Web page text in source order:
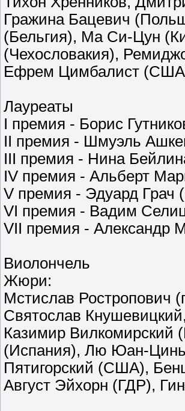
Гражина Бацевич
(Бельгия), Ма Си-Цун
(Чехословакия),
Ефрем Цимбалист
Лауреаты
I премия - Борис
II премия - Шмуэль
III премия - Нина
IV премия - Альберт
V премия - Эдуард
VI премия - Вадим
VII премия - Александр
Виолончель
Жюри:
Мстислав Ростропович
Святослав
Казимир Вилкомирский
(Испания), Лю Юан-
Пятигорский (США),
Август Эйхорн (ГДР),